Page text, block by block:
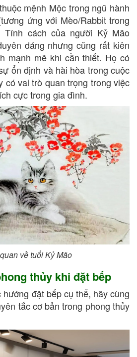
mệnh Mộc trong ngũ hành
ứng với Mèo/Rabbit trong
cách của người Kỷ Mão
dáng nhưng cũng rất kiên
mạnh mẽ khi cần thiết. Họ có
ổn định và hài hòa trong cuộc
có vai trò quan trọng trong việc
cực trong gia đình.
về tuổi Kỷ Mão
thủy khi đặt bếp
đặt bếp cụ thể, hãy cùng
tắc cơ bản trong phong thủy